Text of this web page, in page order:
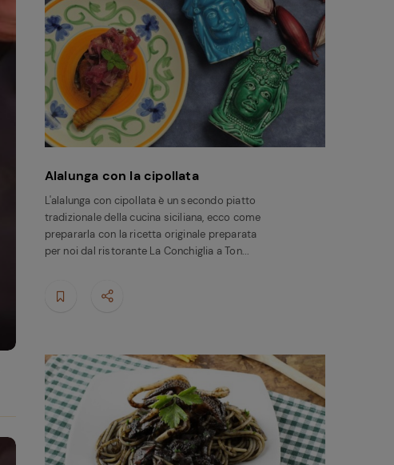
Alalunga con la cipollata
L'alalunga con cipollata è un secondo piatto
tradizionale della cucina siciliana, ecco come
prepararla con la ricetta originale preparata
per noi dal ristorante La Conchiglia a Ton...